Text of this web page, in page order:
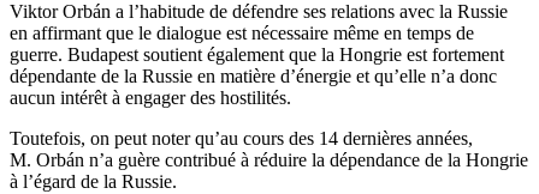
Viktor Orbán a l’habitude de défendre ses relations avec la Russie
en affirmant que le dialogue est nécessaire même en temps de
guerre. Budapest soutient également que la Hongrie est fortement
dépendante de la Russie en matière d’énergie et qu’elle n’a donc
aucun intérêt à engager des hostilités.
Toutefois, on peut noter qu’au cours des 14 dernières années,
M. Orbán n’a guère contribué à réduire la dépendance de la Hongrie
à l’égard de la Russie.